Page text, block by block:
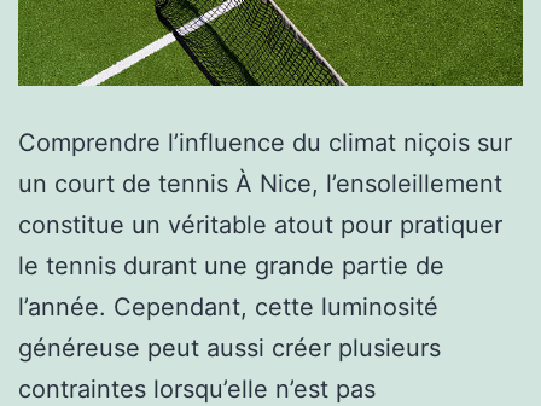
Comprendre l’influence du climat niçois sur
un court de tennis À Nice, l’ensoleillement
constitue un véritable atout pour pratiquer
le tennis durant une grande partie de
l’année. Cependant, cette luminosité
généreuse peut aussi créer plusieurs
contraintes lorsqu’elle n’est pas